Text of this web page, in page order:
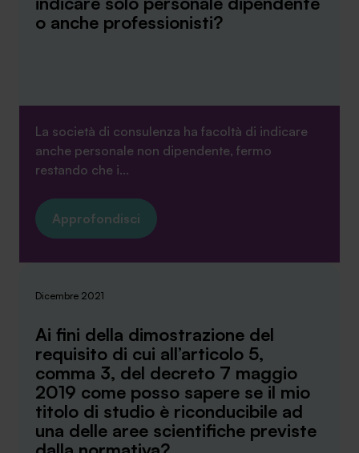
o anche professionisti?
La società di consulenza ha facoltà di indicare
anche personale non dipendente, fermo
restando che i...
Approfondisci
Dicembre 2021
Ai fini della dimostrazione del
requisito di cui all’articolo 5,
comma 3, del decreto 7 maggio
2019 come posso sapere se il mio
titolo di studio è riconducibile ad
una delle aree scientifiche previste